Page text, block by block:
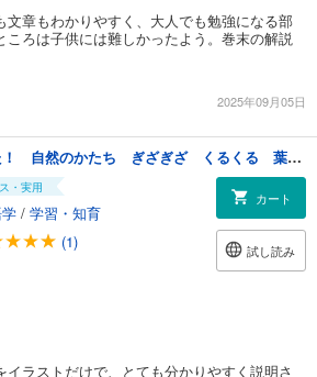
文章もわかりやすく、大人でも勉強になる部
ころは子供には難しかったよう。巻末の解説
2025年09月05日
みつけた！ 自然のかたち ぎざぎざ くるくる 葉っぱのカタチ
・実用
/ 学習・知育
(1)
カート
試し読み
ラストだけで、とても分かりやすく説明さ